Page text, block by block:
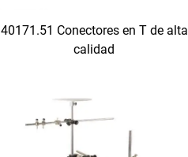
40171.51 Conectores en T de alta
calidad